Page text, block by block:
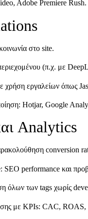
Adobe Premiere Rush.
στο site.
(π.χ. με
χρήση εργαλείων όπως
Hotjar, Google
Analytics
conversion
performance και
όλων των tags χωρίς
με KPIs: CAC, ROAS,